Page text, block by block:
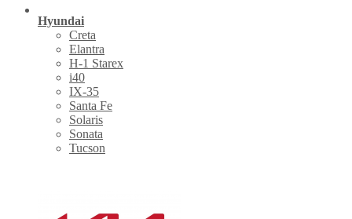
Hyundai
Creta
Elantra
H-1 Starex
i40
IX-35
Santa Fe
Solaris
Sonata
Tucson